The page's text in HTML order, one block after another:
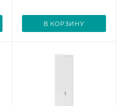
В КОРЗИНУ